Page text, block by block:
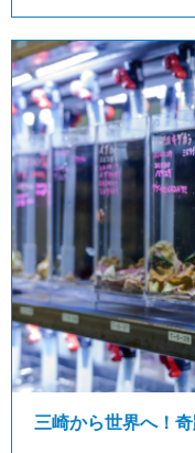
三崎から世界へ！